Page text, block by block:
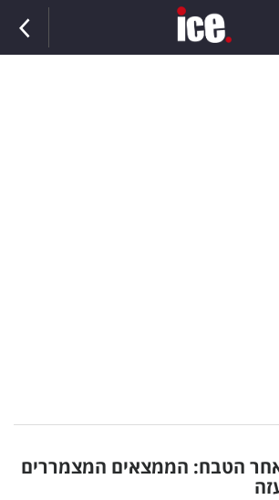
הטבח: הממצאים המצמררים